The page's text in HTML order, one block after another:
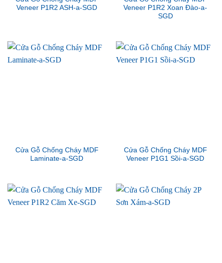
Veneer P1R2 ASH-a-SGD
Veneer P1R2 Xoan Đào-a-
SGD
Cửa Gỗ Chống Cháy MDF
Laminate-a-SGD
Cửa Gỗ Chống Cháy MDF
Veneer P1G1 Sồi-a-SGD